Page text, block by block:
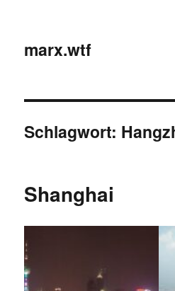
marx.wtf
Schlagwort:
Shanghai